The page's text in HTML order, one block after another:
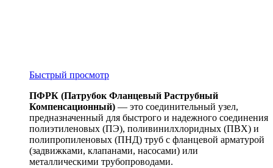
Быстрый просмотр
ПФРК (Патрубок Фланцевый Раструбный
Компенсационный) — это соединительный узел,
предназначенный для быстрого и надежного соединения
полиэтиленовых (ПЭ), поливинилхлоридных (ПВХ) и
полипропиленовых (ПНД) труб с фланцевой арматурой
(задвижками, клапанами, насосами) или
металлическими трубопроводами.